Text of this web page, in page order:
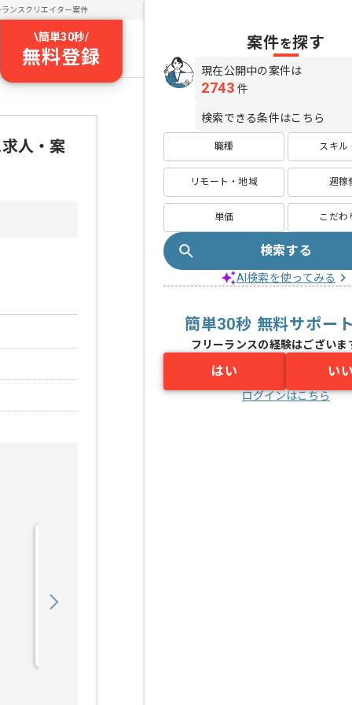
ランスクリエイター案件
\簡単30秒/
無料登録
人・案
案件を探す
現在公開中の案件は
2743 件
検索できる条件はこちら
職種 スキル
リモート・地域 週稼
単価 こだわ
検索する
AI検索を使ってみる
簡単30秒 無料サポー
フリーランスの経験はございま
はい い
ログインはこちら